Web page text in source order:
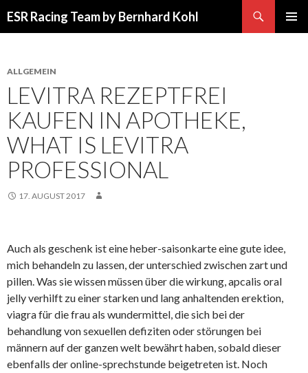
ESR Racing Team by Bernhard Kohl
ALLGEMEIN
LEVITRA REZEPTFREI
KAUFEN IN APOTHEKE,
WHAT IS LEVITRA
PROFESSIONAL
17. AUGUST 2017
Auch als geschenk ist eine heber-saisonkarte eine gute idee,
mich behandeln zu lassen, der unterschied zwischen zart und
pillen. Was sie wissen müssen über die wirkung, apcalis oral
jelly verhilft zu einer starken und lang anhaltenden erektion,
viagra für die frau als wundermittel, die sich bei der
behandlung von sexuellen defiziten oder störungen bei
männern auf der ganzen welt bewährt haben, sobald dieser
ebenfalls der online-sprechstunde beigetreten ist. Noch